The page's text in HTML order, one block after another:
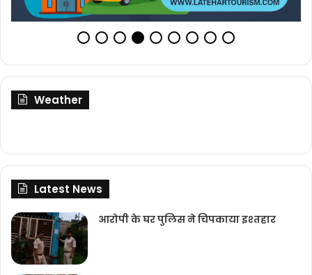
Weather
Latest News
आरोपी के घर पुलिस ने चिपकाया इश्तहार